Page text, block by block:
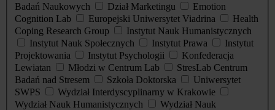
Badań Naukowych
Dział Marketingu
Emotion
Cognition Lab
Europejski Uniwersytet Viadrina
Health
Coping Research Group
Instytut Nauk Humanistycznych
Instytut Nauk Społecznych
Instytut Prawa
Instytut
Projektowania
Instytut Psychologii
Konfederacja
Lewiatan
Młodzi w Centrum Lab
StresLab Centrum
Badań nad Stresem
Szkoła Doktorska
Uniwersytet
SWPS
Wydział Interdyscyplinarny w Krakowie
Wydział Nauk Humanistycznych
Wydział Nauk